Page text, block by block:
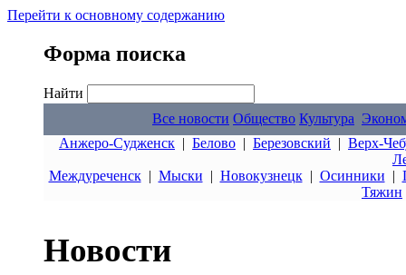
Перейти к основному содержанию
Форма поиска
Найти
Все новости Общество Культура
Анжеро-Судженск | Белово | Березовский | Верх-
Междуреченск| Мыски | Новокузнецк| Осинники |
Тяжин
Новости